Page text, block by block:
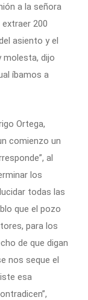
a la señora
200
asiento y el
molesta, dijo
íbamos a
Ortega,
comienzo un
al
los
todas las
que el pozo
para los
de que digan
nos seque el
esa